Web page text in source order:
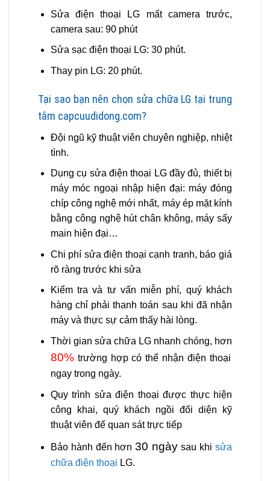
Sửa điện thoại LG mất camera trước,
camera sau: 90 phút
Sửa sạc điện thoại LG: 30 phút.
Thay pin LG: 20 phút.
Tại sao bạn nên chọn sửa chữa LG tại trung
tâm capcuudidong.com?
Đội ngũ kỹ thuật viên chuyên nghiệp, nhiệt
tình.
Dụng cụ sửa điện thoại LG đầy đủ, thiết bị
máy móc ngoại nhập hiện đại: máy đóng
chíp công nghệ mới nhất, máy ép mặt kính
bằng công nghệ hút chân không, máy sấy
main hiện đại…
Chi phí sửa điện thoại cạnh tranh, báo giá
rõ ràng trước khi sửa
Kiểm tra và tư vấn miễn phí, quý khách
hàng chỉ phải thanh toán sau khi đã nhận
máy và thực sự cảm thấy hài lòng.
Thời gian sửa chữa LG nhanh chóng, hơn
80%trường hợp có thể nhận điện thoại
ngay trong ngày.
Quy trình sửa điện thoại được thực hiện
công khai, quý khách ngồi đối diện kỹ
thuật viên để quan sát trực tiếp
Bảo hành đến hơn30 ngày sau khisửa
chữa điện thoại LG.